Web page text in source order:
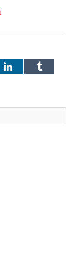
LinkedInTumblr